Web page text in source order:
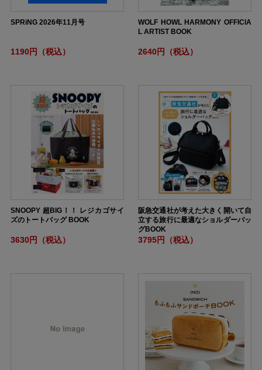
SPRiNG 2026年11月号
1190円（税込）
WOLF HOWL HARMONY OFFICIA
L ARTIST BOOK
2640円（税込）
SNOOPY 超BIG！！ レジカゴサイ
ズのトートバッグ BOOK
3630円（税込）
阪急交通社が考えた大きく開いて自
立する旅行に最適なショルダーバッ
グBOOK
3795円（税込）